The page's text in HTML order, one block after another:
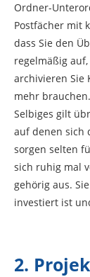
Ordner-
Postfächer mit
dass Sie den
regelmäßig
archivieren Sie
mehr brauchen.
Selbiges gilt
auf denen sich
sorgen selten
sich ruhig mal
gehörig aus.
investiert ist
2.